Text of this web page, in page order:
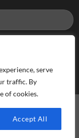
serve
traffic. By
of cookies.
Accept All
ET